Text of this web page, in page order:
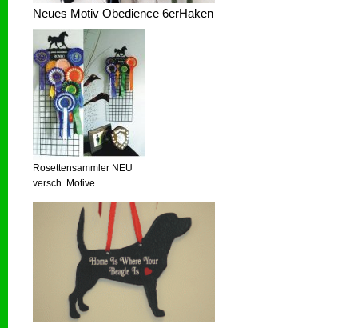
Neues Motiv Obedience 6erHaken
Rosettensammler NEU
versch. Motive